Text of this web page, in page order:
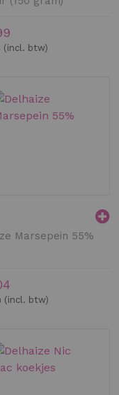
Marsepein 55%